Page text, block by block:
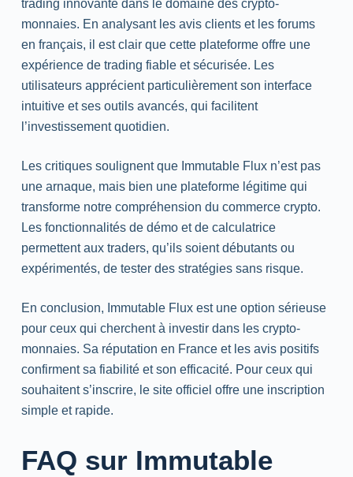
trading innovante dans le domaine des crypto-
monnaies. En analysant les avis clients et les forums
en français, il est clair que cette plateforme offre une
expérience de trading fiable et sécurisée. Les
utilisateurs apprécient particulièrement son interface
intuitive et ses outils avancés, qui facilitent
l’investissement quotidien.
Les critiques soulignent que Immutable Flux n’est pas
une arnaque, mais bien une plateforme légitime qui
transforme notre compréhension du commerce crypto.
Les fonctionnalités de démo et de calculatrice
permettent aux traders, qu’ils soient débutants ou
expérimentés, de tester des stratégies sans risque.
En conclusion, Immutable Flux est une option sérieuse
pour ceux qui cherchent à investir dans les crypto-
monnaies. Sa réputation en France et les avis positifs
confirment sa fiabilité et son efficacité. Pour ceux qui
souhaitent s’inscrire, le site officiel offre une inscription
simple et rapide.
FAQ sur Immutable